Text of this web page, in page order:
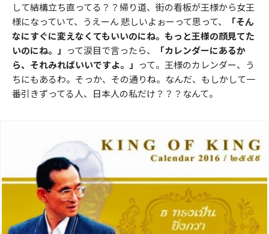
して結構立ち直ってる？？帰り道、街の看板が王様から女王
様になっていて、うえーん 悲しいよぉーって思って、
「そん
なにすぐに変えなくてもいいのにね。もっと王様の顔見てた
いのにね。」 って涙目で言ったら、
「カレンダーにあるか
ら、それみればいいですよ。」 って。王様のカレンダー、う
ちにもあるわ。そっか、その通りね。なんだ、もしかして一
番引きずってる人、日本人の私だけ？？？なんて。